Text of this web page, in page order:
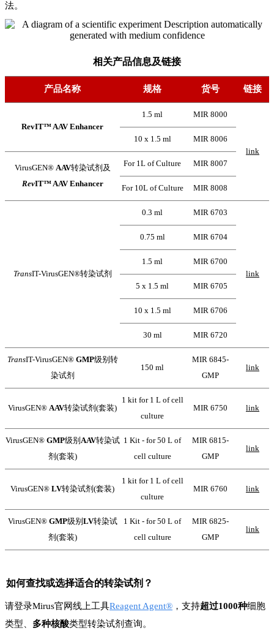
法。
相关产品信息及链接
产品名称 规格 货号 链接
RevIT™ AAV Enhancer
1.5 ml MIR 8000
link
10 x 1.5 ml MIR 8006
VirusGEN® AAV转染试剂及
RevIT™ AAV Enhancer
For 1L of Culture MIR 8007
For 10L of Culture MIR 8008
TransIT-VirusGEN®转染试剂
0.3 ml MIR 6703
link
0.75 ml MIR 6704
1.5 ml MIR 6700
5 x 1.5 ml MIR 6705
10 x 1.5 ml MIR 6706
30 ml MIR 6720
TransIT-VirusGEN® GMP级别转
染试剂
150 ml
MIR 6845-
GMP
link
VirusGEN® AAV转染试剂 (套装)
1 kit for 1 L of cell
culture
MIR 6750 link
VirusGEN®GMP级别 AAV转染试
剂 (套装)
1 Kit - for 50 L of
cell culture
MIR 6815-
GMP
link
VirusGEN® LV转染试剂 (套装)
1 kit for 1 L of cell
culture
MIR 6760 link
VirusGEN® GMP级别 LV转染试
剂 (套装)
1 Kit - for 50 L of
cell culture
MIR 6825-
GMP
link
如何查找或选择适合的转染试剂 ？
请登录Mirus官网线上工具Reagent Agent® ，支持超过1000种细胞
类型、 多种核酸类型转染试剂查询。